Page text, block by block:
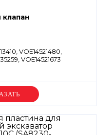
VOE14521480,
VOE14521673
цену